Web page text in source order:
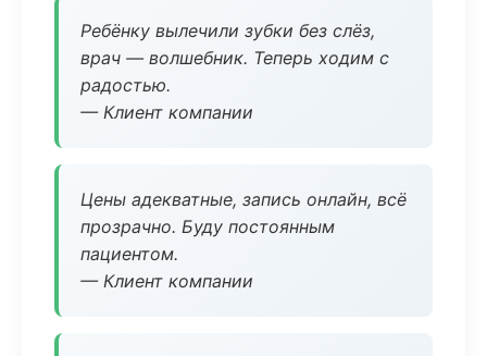
Ребёнку вылечили зубки без слёз,
врач — волшебник. Теперь ходим с
радостью.
— Клиент компании
Цены адекватные, запись онлайн, всё
прозрачно. Буду постоянным
пациентом.
— Клиент компании